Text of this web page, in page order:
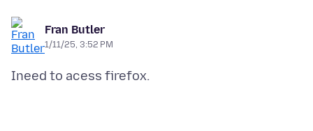
Fran Butler
1/11/25, 3:52 PM